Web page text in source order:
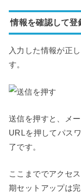
情報を確認して登
入力した情報が正
す。
送信を押すと、メ
URLを押してパス
了です。
ここまででアクセ
期セットアップは